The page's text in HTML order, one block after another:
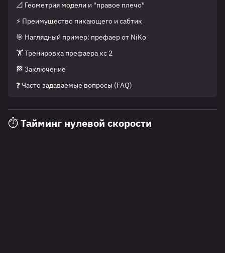
📐 Геометрия модели и "правое плечо"
⚡ Преимущество пикающего и сабтик
🎯 Наглядный пример: префаер от NiKo
🏋️ Тренировка префаера кс 2
🏁 Заключение
❓ Часто задаваемые вопросы (FAQ)
⏱️ Тайминг нулевой скорости